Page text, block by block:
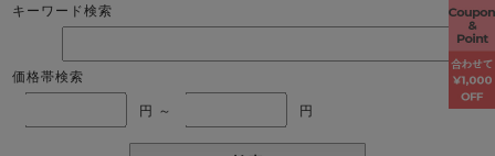
キーワード検索
価格帯検索
円 ～ 円